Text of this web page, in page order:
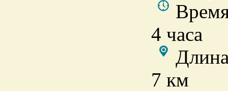
4 часа
7 км